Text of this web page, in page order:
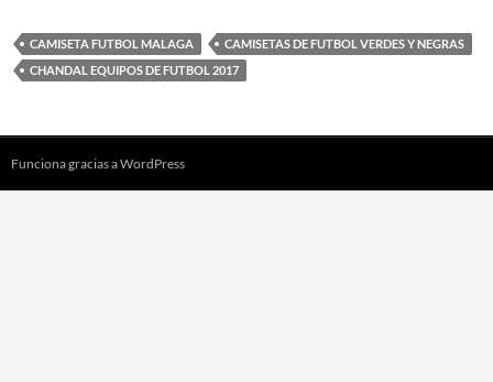
CAMISETA FUTBOL MALAGA
CAMISETAS DE FUTBOL VERDES Y NEGRAS
CHANDAL EQUIPOS DE FUTBOL 2017
Funciona gracias a WordPress